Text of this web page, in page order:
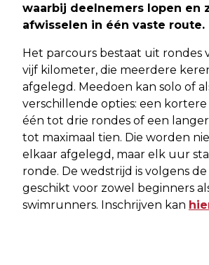
waarbij deelnemers lopen en
afwisselen in één vaste route.
Het parcours bestaat uit rondes
vijf kilometer, die meerdere
afgelegd. Meedoen kan solo of
verschillende opties: een
één tot drie rondes of een
tot maximaal tien. Die worden
elkaar afgelegd, maar elk uur
ronde. De wedstrijd is volgens
geschikt voor zowel beginners
swimrunners. Inschrijven kan